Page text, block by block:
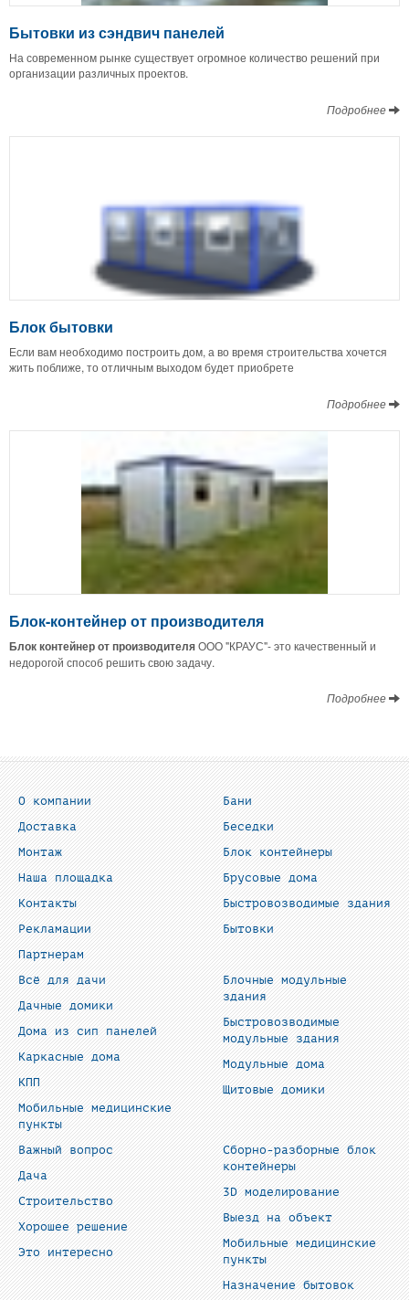
Бытовки из сэндвич панелей
На современном рынке существует огромное количество решений при
организации различных проектов.
Подробнее
Блок бытовки
Если вам необходимо построить дом, а во время строительства хочется
жить поближе, то отличным выходом будет приобрете
Подробнее
Блок-контейнер от производителя
Блок контейнер от производителяООО "КРАУС"- это качественный и
недорогой способ решить свою задачу.
Подробнее
О компании
Доставка
Монтаж
Наша площадка
Контакты
Рекламации
Партнерам
Бани
Беседки
Блок контейнеры
Брусовые дома
Быстровозводимые здания
Бытовки
Всё для дачи
Дачные домики
Дома из сип панелей
Каркасные дома
КПП
Мобильные медицинские
пункты
Блочные модульные
здания
Быстровозводимые
модульные здания
Модульные дома
Щитовые домики
Важный вопрос
Дача
Строительство
Хорошее решение
Это интересно
Сборно-разборные блок
контейнеры
3D моделирование
Выезд на объект
Мобильные медицинские
пункты
Назначение бытовок